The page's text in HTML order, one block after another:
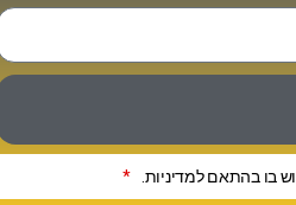
בו בהתאם למדיניות. *